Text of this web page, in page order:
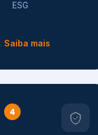
ESG
Saiba mais
4